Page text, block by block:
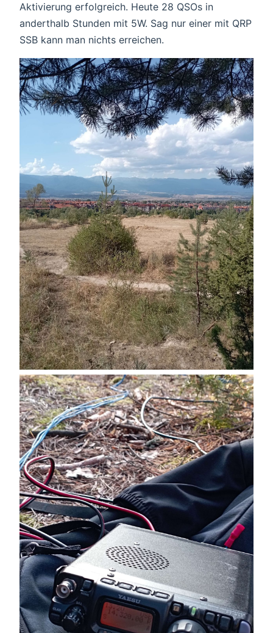
Aktivierung erfolgreich. Heute 28 QSOs in
anderthalb Stunden mit 5W. Sag nur einer mit QRP
SSB kann man nichts erreichen.